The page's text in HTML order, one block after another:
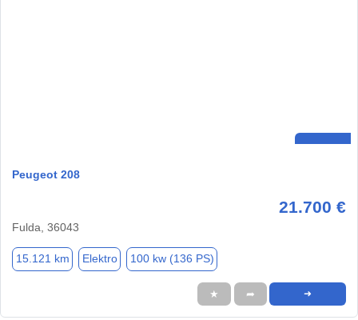
Peugeot 208
21.700 €
Fulda, 36043
15.121 km Elektro 100 kw (136 PS)
★ ➦ ➜